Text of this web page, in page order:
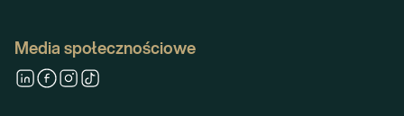
Media społecznościowe